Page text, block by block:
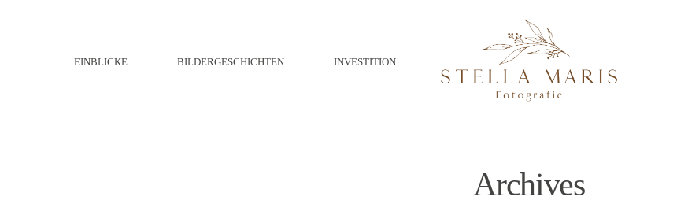
EINBLICKE BILDERGESCHICHTEN INVESTITION
Archives